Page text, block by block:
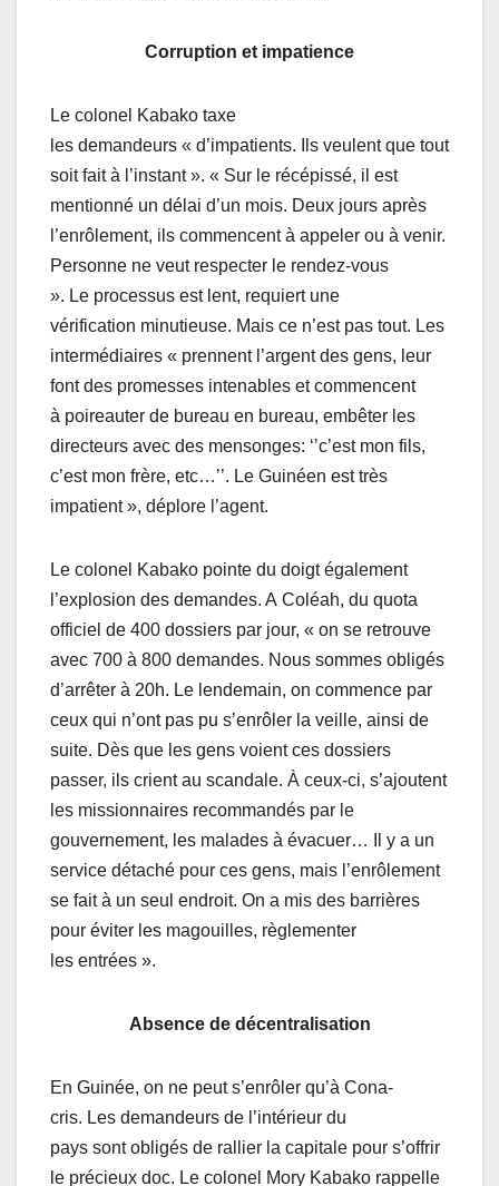
Corruption et impatience
Le colonel Kabako taxe
les demandeurs « d’impatients. Ils veulent que tout
soit fait à l’instant ». « Sur le récépissé, il est
mentionné un délai d’un mois. Deux jours après
l’enrôlement, ils commencent à appeler ou à venir.
Personne ne veut respecter le rendez-vous
». Le processus est lent, requiert une
vérification minutieuse. Mais ce n’est pas tout. Les
intermédiaires « prennent l’argent des gens, leur
font des promesses intenables et commencent
à poireauter de bureau en bureau, embêter les
directeurs avec des mensonges: ‘’c’est mon fils,
c’est mon frère, etc…’’. Le Guinéen est très
impatient », déplore l’agent.
Le colonel Kabako pointe du doigt également
l’explosion des demandes. A Coléah, du quota
officiel de 400 dossiers par jour, « on se retrouve
avec 700 à 800 demandes. Nous sommes obligés
d’arrêter à 20h. Le lendemain, on commence par
ceux qui n’ont pas pu s’enrôler la veille, ainsi de
suite. Dès que les gens voient ces dossiers
passer, ils crient au scandale. À ceux-ci, s’ajoutent
les missionnaires recommandés par le
gouvernement, les malades à évacuer… Il y a un
service détaché pour ces gens, mais l’enrôlement
se fait à un seul endroit. On a mis des barrières
pour éviter les magouilles, règlementer
les entrées ».
Absence de décentralisation
En Guinée, on ne peut s’enrôler qu’à Cona-
cris. Les demandeurs de l’intérieur du
pays sont obligés de rallier la capitale pour s’offrir
le précieux doc. Le colonel Mory Kabako rappelle